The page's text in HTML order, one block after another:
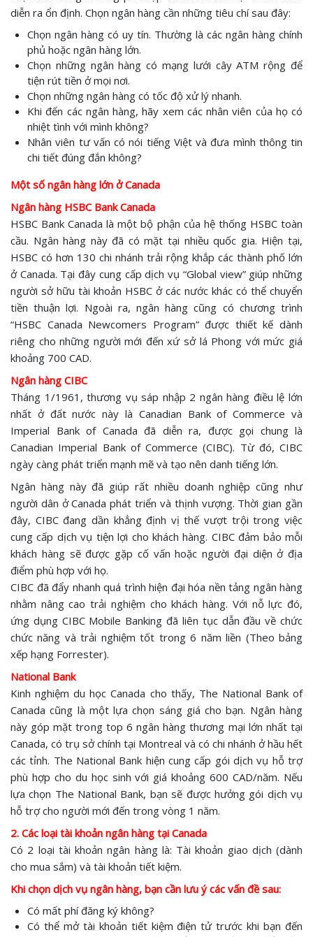
diễn ra ổn định. Chọn ngân hàng cần những tiêu chí sau đây:
Chọn ngân hàng có uy tín. Thường là các ngân hàng chính
phủ hoặc ngân hàng lớn.
Chọn những ngân hàng có mạng lưới cây ATM rộng để
tiện rút tiền ở mọi nơi.
Chọn những ngân hàng có tốc độ xử lý nhanh.
Khi đến các ngân hàng, hãy xem các nhân viên của họ có
nhiệt tình với mình không?
Nhân viên tư vấn có nói tiếng Việt và đưa mình thông tin
chi tiết đúng đắn không?
Một số ngân hàng lớn ở Canada
Ngân hàng HSBC Bank Canada
HSBC Bank Canada là một bộ phận của hệ thống HSBC toàn
cầu. Ngân hàng này đã có mặt tại nhiều quốc gia. Hiện tại,
HSBC có hơn 130 chi nhánh trải rộng khắp các thành phố lớn
ở Canada. Tại đây cung cấp dịch vụ “Global view” giúp những
người sở hữu tài khoản HSBC ở các nước khác có thể chuyển
tiền thuận lợi. Ngoài ra, ngân hàng cũng có chương trình
“HSBC Canada Newcomers Program” được thiết kế dành
riêng cho những người mới đến xứ sở lá Phong với mức giá
khoảng 700 CAD.
Ngân hàng CIBC
Tháng 1/1961, thương vụ sáp nhập 2 ngân hàng điều lệ lớn
nhất ở đất nước này là Canadian Bank of Commerce và
Imperial Bank of Canada đã diễn ra, được gọi chung là
Canadian Imperial Bank of Commerce (CIBC). Từ đó, CIBC
ngày càng phát triển mạnh mẽ và tạo nên danh tiếng lớn.
Ngân hàng này đã giúp rất nhiều doanh nghiệp cũng như
người dân ở Canada phát triển và thịnh vượng. Thời gian gần
đây, CIBC đang dần khẳng định vị thế vượt trội trong việc
cung cấp dịch vụ tiện lợi cho khách hàng. CIBC đảm bảo mỗi
khách hàng sẽ được gặp cố vấn hoặc người đại diện ở địa
điểm phù hợp với họ.
CIBC đã đẩy nhanh quá trình hiện đại hóa nền tảng ngân hàng
nhằm nâng cao trải nghiệm cho khách hàng. Với nỗ lực đó,
ứng dụng CIBC Mobile Banking đã liên tục dẫn đầu về chức
chức năng và trải nghiệm tốt trong 6 năm liền (Theo bảng
xếp hạng Forrester).
National Bank
Kinh nghiệm du học Canada cho thấy, The National Bank of
Canada cũng là một lựa chọn sáng giá cho bạn. Ngân hàng
này góp mặt trong top 6 ngân hàng thương mại lớn nhất tại
Canada, có trụ sở chính tại Montreal và có chi nhánh ở hầu hết
các tỉnh. The National Bank hiện cung cấp gói dịch vụ hỗ trợ
phù hợp cho du học sinh với giá khoảng 600 CAD/năm. Nếu
lựa chọn The National Bank, bạn sẽ được hưởng gói dịch vụ
hỗ trợ cho người mới đến trong vòng 1 năm.
2. Các loại tài khoản ngân hàng tại Canada
Có 2 loại tài khoản ngân hàng là: Tài khoản giao dịch (dành
cho mua sắm) và tài khoản tiết kiệm.
Khi chọn dịch vụ ngân hàng, bạn cần lưu ý các vấn đề sau:
Có mất phí đăng ký không?
Có thể mở tài khoản tiết kiệm điện tử trước khi bạn đến